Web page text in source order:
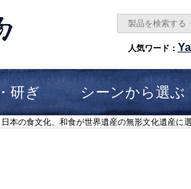
人気ワード：
研ぎ シーンから選ぶ
日本の食文化、和食が世界遺産の無形文化遺産に